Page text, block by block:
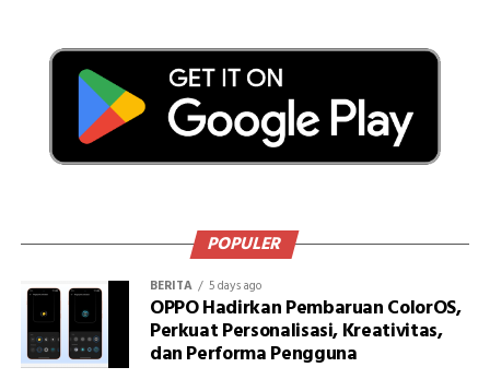
POPULER
BERITA 5 days ago
OPPO Hadirkan Pembaruan ColorOS,
Perkuat Personalisasi, Kreativitas,
dan Performa Pengguna